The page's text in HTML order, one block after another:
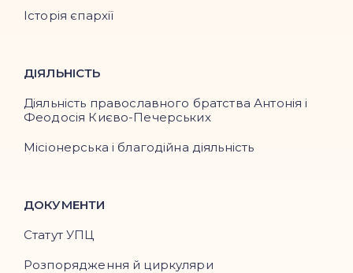
Історія єпархії
ДІЯЛЬНІСТЬ
Діяльність православного братства Антонія і
Феодосія Києво-Печерських
Місіонерська і благодійна діяльність
ДОКУМЕНТИ
Статут УПЦ
Розпорядження й циркуляри